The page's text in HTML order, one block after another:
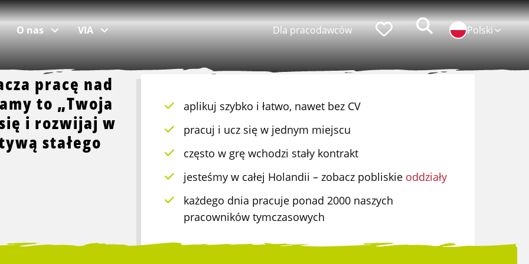
popularne lokalizacje
praca w Den Bosch
popularni pracodawcy
praca w ID Logistics
praca w Simon Loos
O nas
Skontaktuj się
Oddziały i zespoły
VIA Dla pracodawców Faworyci ZoekenPolski
pracę nad
to „Twoja
i rozwijaj w
stałego
aplikuj szybko i łatwo, nawet bez CV
pracuj i ucz się w jednym miejscu
często w grę wchodzi stały kontrakt
jesteśmy w całej Holandii – zobacz pobliskie oddziały
każdego dnia pracuje ponad 2000 naszych
pracowników tymczasowych